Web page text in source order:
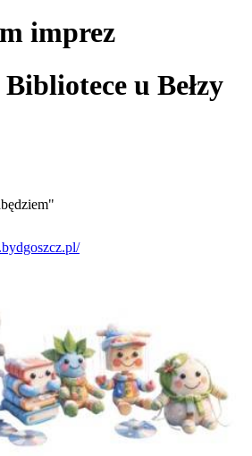
imprez
u Bełzy